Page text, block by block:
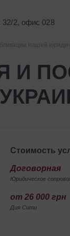
32/2, офис 028
И
Стоимость
Договорная
Юридическое
от 26 000 грн
Дия Сити